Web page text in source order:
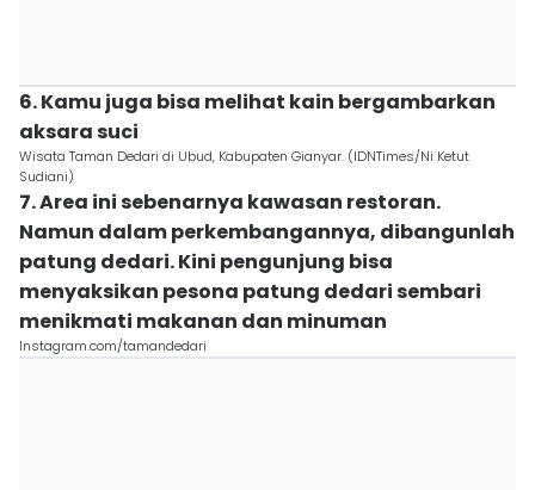
6. Kamu juga bisa melihat kain bergambarkan
aksara suci
Wisata Taman Dedari di Ubud, Kabupaten Gianyar. (IDNTimes/Ni Ketut
Sudiani)
7. Area ini sebenarnya kawasan restoran.
Namun dalam perkembangannya, dibangunlah
patung dedari. Kini pengunjung bisa
menyaksikan pesona patung dedari sembari
menikmati makanan dan minuman
Instagram.com/tamandedari